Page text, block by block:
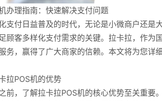
办理指南：快速解决支付问题
支付日益普及的时代，无论是小微商户还是
顾客多样化支付需求的关键。拉卡拉，作为
务，赢得了广大商家的信赖。本文将为您详
拉POS机的优势
前，了解拉卡拉POS机的核心优势至关重要